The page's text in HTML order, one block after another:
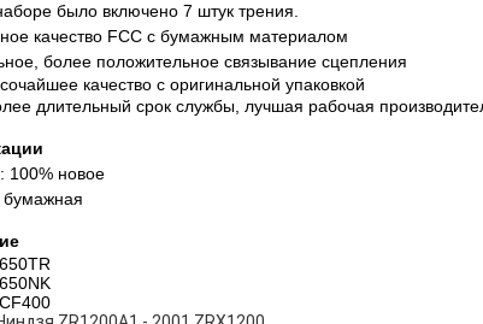
было включено 7 штук трения.
качество FCC с бумажным материалом
более положительное связывание сцепления
качество с оригинальной упаковкой
длительный срок службы, лучшая рабочая
100% новое